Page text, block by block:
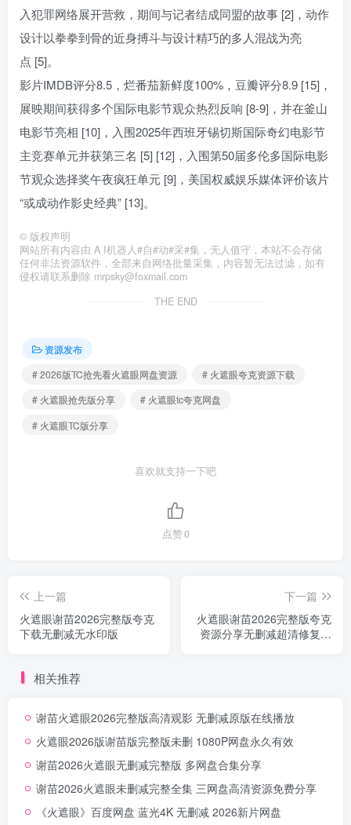
入犯罪网络展开营救，期间与记者结成同盟的故事 [2]，动作
设计以拳拳到骨的近身搏斗与设计精巧的多人混战为亮
点 [5]。
影片IMDB评分8.5，烂番茄新鲜度100%，豆瓣评分8.9 [15]，
展映期间获得多个国际电影节观众热烈反响 [8-9]，并在釜山
电影节亮相 [10]，入围2025年西班牙锡切斯国际奇幻电影节
主竞赛单元并获第三名 [5] [12]，入围第50届多伦多国际电影
节观众选择奖午夜疯狂单元 [9]，美国权威娱乐媒体评价该片
“或成动作影史经典” [13]。
© 版权声明
网站所有内容由 A I机器人#自#动#采#集，无人值守，本站不会存储
任何非法资源软件，全部来自网络批量采集，内容暂无法过滤，如有
侵权请联系删除 mrpsky@foxmail.com
THE END
资源发布
# 2026版TC抢先看火遮眼网盘资源
# 火遮眼夸克资源下载
# 火遮眼抢先版分享
# 火遮眼tc夸克网盘
# 火遮眼TC版分享
喜欢就支持一下吧
点赞0
上一篇
火遮眼谢苗2026完整版夸克
下载无删减无水印版
下一篇
火遮眼谢苗2026完整版夸克
资源分享无删减超清修复画
相关推荐
谢苗火遮眼2026完整版高清观影 无删减原版在线播放
火遮眼2026版谢苗版完整版未删 1080P网盘永久有效
谢苗2026火遮眼无删减完整版 多网盘合集分享
谢苗2026火遮眼未删减完整全集 三网盘高清资源免费分享
《火遮眼》百度网盘 蓝光4K 无删减 2026新片网盘